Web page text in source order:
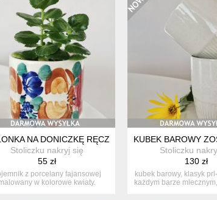
NA DONICZKĘ RĘCZNIE MALOWANA
Stoliczku nakryj się
55 zł
z porcelany fajansowej
w kolorowe kwiaty.
KUBEK BAROWY
Stoliczku
130 zł
kubek barowy, klasyk
każdym barze mlecznym,